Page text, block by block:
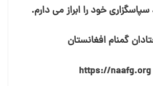
خود را ابراز می⁯ دارم.
گمنام افغانستان
https://naafg.org